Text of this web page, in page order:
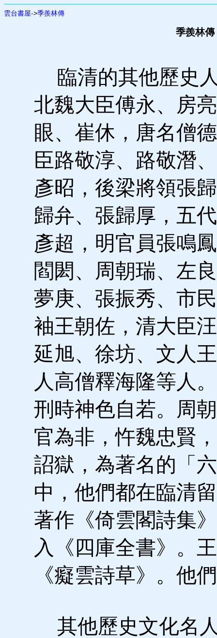
雲台書屋->季羨林傳
季羨林
臨清的其他歷史
北魏大臣傅永、房
眼、崔休，唐名僧
臣路敬淳、路敬潛
彥昭，後梁將領張
歸弁、張歸厚，五
彥超，明官員張鳴
閻閎、周朝瑞、左
夢庚、張振秀、市
袖王朝佐，清大臣
延旭、徐坊、文人
人高僧釋海隆等人
刑時神色自若。周
官為非，忤魏忠賢
詔獄，為著名的「
中，他們都在臨清
著作《倚雲閣詩集
入《四庫全書》。
《癡雲詩草》。他
其他歷史文化名